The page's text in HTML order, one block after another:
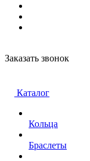
Заказать звонок
Каталог
Кольца
Браслеты